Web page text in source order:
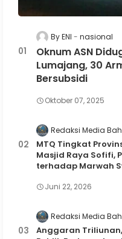
By ENI nasional
Oknum ASN
Lumajang, 30
Bersubsidi
Oktober 07, 2025
Redaksi Media
MTQ Tingkat
Masjid Raya Sofifi,
terhadap Marwah
Juni 22, 2026
Redaksi Media
Anggaran